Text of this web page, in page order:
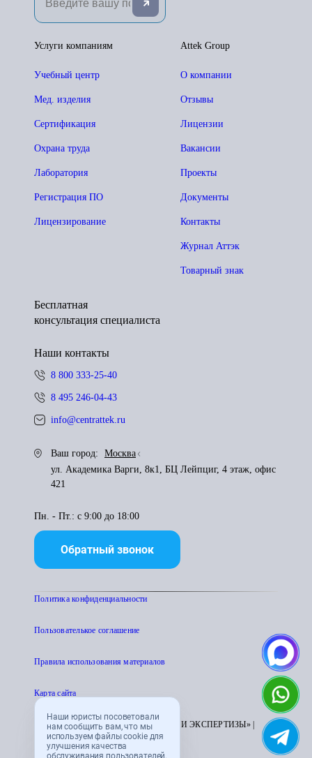
Наши юристы посоветовали
нам сообщить вам, что мы
используем файлы cookie для
улучшения качества
обслуживания пользователей.
Attek Group
О компании
Отзывы
Лицензии
Вакансии
Проекты
Документы
Контакты
Журнал Аттэк
Товарный знак
Услуги компаниям
Учебный центр
Мед. изделия
Сертификация
Охрана труда
Лаборатория
Регистрация ПО
Лицензирование
Бесплатная
консультация специалиста
Наши контакты
8 800 333-25-40
8 495 246-04-43
info@centrattek.ru
Ваш город:
Москва
ул. Академика Варги, 8к1, БЦ Лейпциг, 4 этаж, офис
421
Пн. - Пт.: с 9:00 до 18:00
Обратный звонок
Политика конфиденциальности
Пользователькое соглашение
Правила использования материалов
Карта сайта
© 1995 - 2026 «ЦЕНТР АТТЕСТАЦИИ И ЭКСПЕРТИЗЫ» |
CENTRATTEK.RU